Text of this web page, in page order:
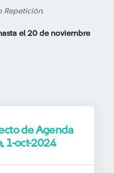
Repetición.
el 20 de noviembre
de Agenda
1-oct-2024